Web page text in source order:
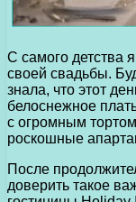
С самого детства
своей свадьбы.
знала, что этот
белоснежное
с огромным
роскошные
После
доверить такое